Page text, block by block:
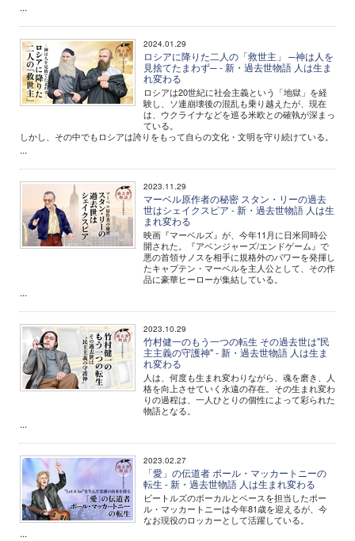
...
2024.01.29
ロシアに降りた二人の「救世主」 ─神は人を
見捨てたまわず─ - 新・過去世物語 人は生ま
れ変わる
ロシアは20世紀に社会主義という「地獄」を経
験し、ソ連崩壊後の混乱も乗り越えたが、現在
は、ウクライナなどを巡る米欧との確執が深まっ
ている。
しかし、その中でもロシアは誇りをもって自らの文化・文明を守り続けている。
...
2023.11.29
マーベル原作者の秘密 スタン・リーの過去
世はシェイクスピア - 新・過去世物語 人は生
まれ変わる
映画『マーベルズ』が、今年11月に日米同時公
開された。『アベンジャーズ/エンドゲーム』で
悪の首領サノスを相手に規格外のパワーを発揮し
たキャプテン・マーベルを主人公として、その作
品に豪華ヒーローが集結している。
...
2023.10.29
竹村健一のもう一つの転生 その過去世は"民
主主義の守護神" - 新・過去世物語 人は生ま
れ変わる
人は、何度も生まれ変わりながら、魂を磨き、人
格を向上させていく永遠の存在。その生まれ変わ
りの過程は、一人ひとりの個性によって彩られた
物語となる。
...
2023.02.27
「愛」の伝道者 ポール・マッカートニーの
転生 - 新・過去世物語 人は生まれ変わる
ビートルズのボーカルとベースを担当したポー
ル・マッカートニーは今年81歳を迎えるが、今
なお現役のロッカーとして活躍している。
...